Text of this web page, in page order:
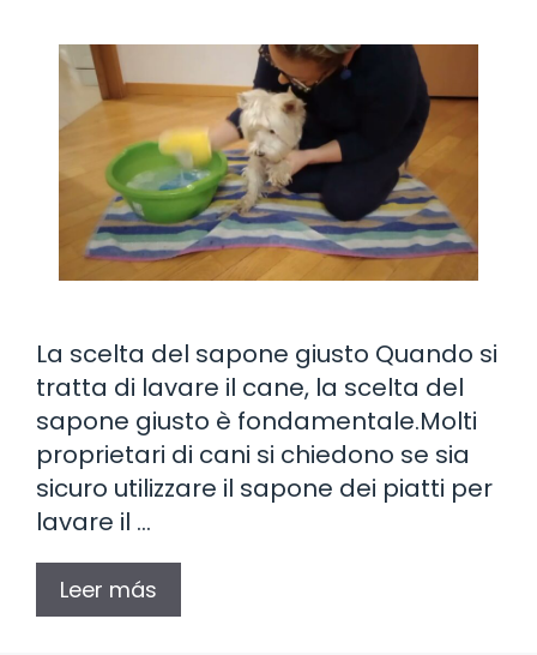
La scelta del sapone giusto Quando si
tratta di lavare il cane, la scelta del
sapone giusto è fondamentale.Molti
proprietari di cani si chiedono se sia
sicuro utilizzare il sapone dei piatti per
lavare il …
Leer más